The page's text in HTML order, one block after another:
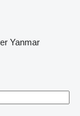
Yanmar